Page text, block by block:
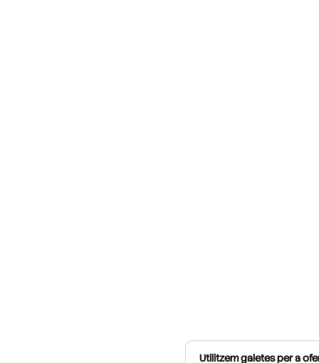
Utilitzem galetes per a